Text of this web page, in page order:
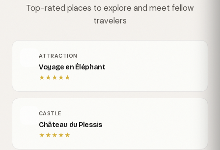
Top-rated places to explore and meet fellow
travelers
ATTRACTION
Voyage en Éléphant
★★★★★
CASTLE
Château du Plessis
★★★★★